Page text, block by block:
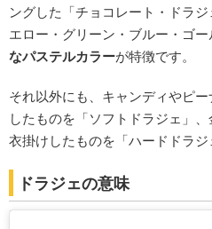
ングした「チョコレート・ドラ
エロー・グリーン・ブルー・ゴ
なパステルカラーが特徴です。
それ以外にも、キャンディやピ
したものを「ソフトドラジェ」
衣掛けしたものを「ハードドラジ
ドラジェの意味